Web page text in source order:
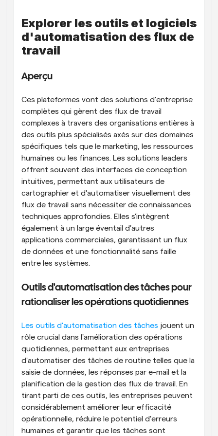
Explorer les outils et logiciels
d'automatisation des flux de
travail
Aperçu
Ces plateformes vont des solutions d'entreprise
complètes qui gèrent des flux de travail
complexes à travers des organisations entières à
des outils plus spécialisés axés sur des domaines
spécifiques tels que le marketing, les ressources
humaines ou les finances. Les solutions leaders
offrent souvent des interfaces de conception
intuitives, permettant aux utilisateurs de
cartographier et d'automatiser visuellement des
flux de travail sans nécessiter de connaissances
techniques approfondies. Elles s'intègrent
également à un large éventail d'autres
applications commerciales, garantissant un flux
de données et une fonctionnalité sans faille
entre les systèmes.
Outils d'automatisation des tâches pour
rationaliser les opérations quotidiennes
Les outils d'automatisation des tâches jouent un
rôle crucial dans l'amélioration des opérations
quotidiennes, permettant aux entreprises
d'automatiser des tâches de routine telles que la
saisie de données, les réponses par e-mail et la
planification de la gestion des flux de travail. En
tirant parti de ces outils, les entreprises peuvent
considérablement améliorer leur efficacité
opérationnelle, réduire le potentiel d'erreurs
humaines et garantir que les tâches sont